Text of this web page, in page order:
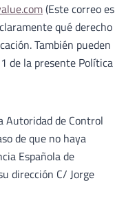
(Este correo es
qué derecho
También pueden
de la presente Política
Autoridad de Control
de que no haya
Española de
dirección C/ Jorge